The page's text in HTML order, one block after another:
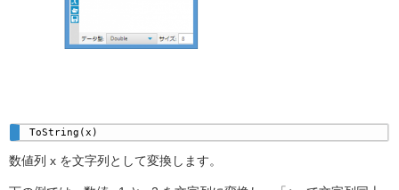
ToString(x)
数値列 x を文字列として変換します。